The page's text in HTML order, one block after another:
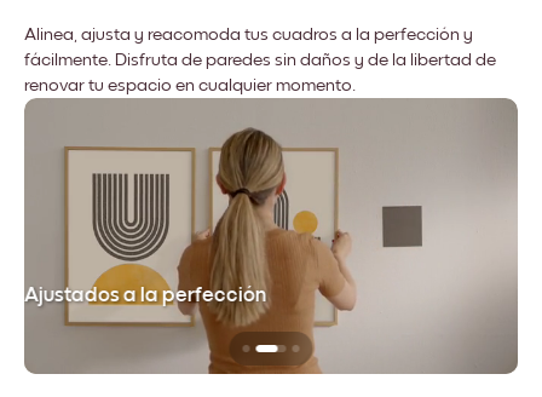
Alinea, ajusta y reacomoda tus cuadros a la perfección y
fácilmente. Disfruta de paredes sin daños y de la libertad de
renovar tu espacio en cualquier momento.
Ajustados a la perfección